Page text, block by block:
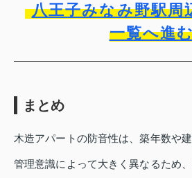
八王子みなみ野駅周
一覧へ進
まとめ
木造アパートの防音性は、築年数や
管理意識によって大きく異なるため